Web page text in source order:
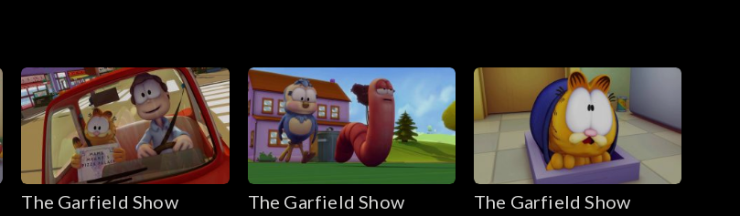
The Garfield Show The Garfield Show The Garfield Show